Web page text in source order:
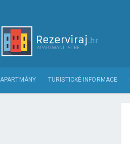
APARTMÁNY TURISTICKÉ INFORMACE